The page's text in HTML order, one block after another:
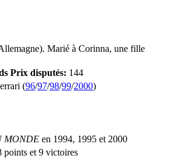
Marié à Corinna, une fille
Prix disputés: 144
(96/97/98/99/2000)
MONDE en 1994, 1995 et 2000
points et 9 victoires